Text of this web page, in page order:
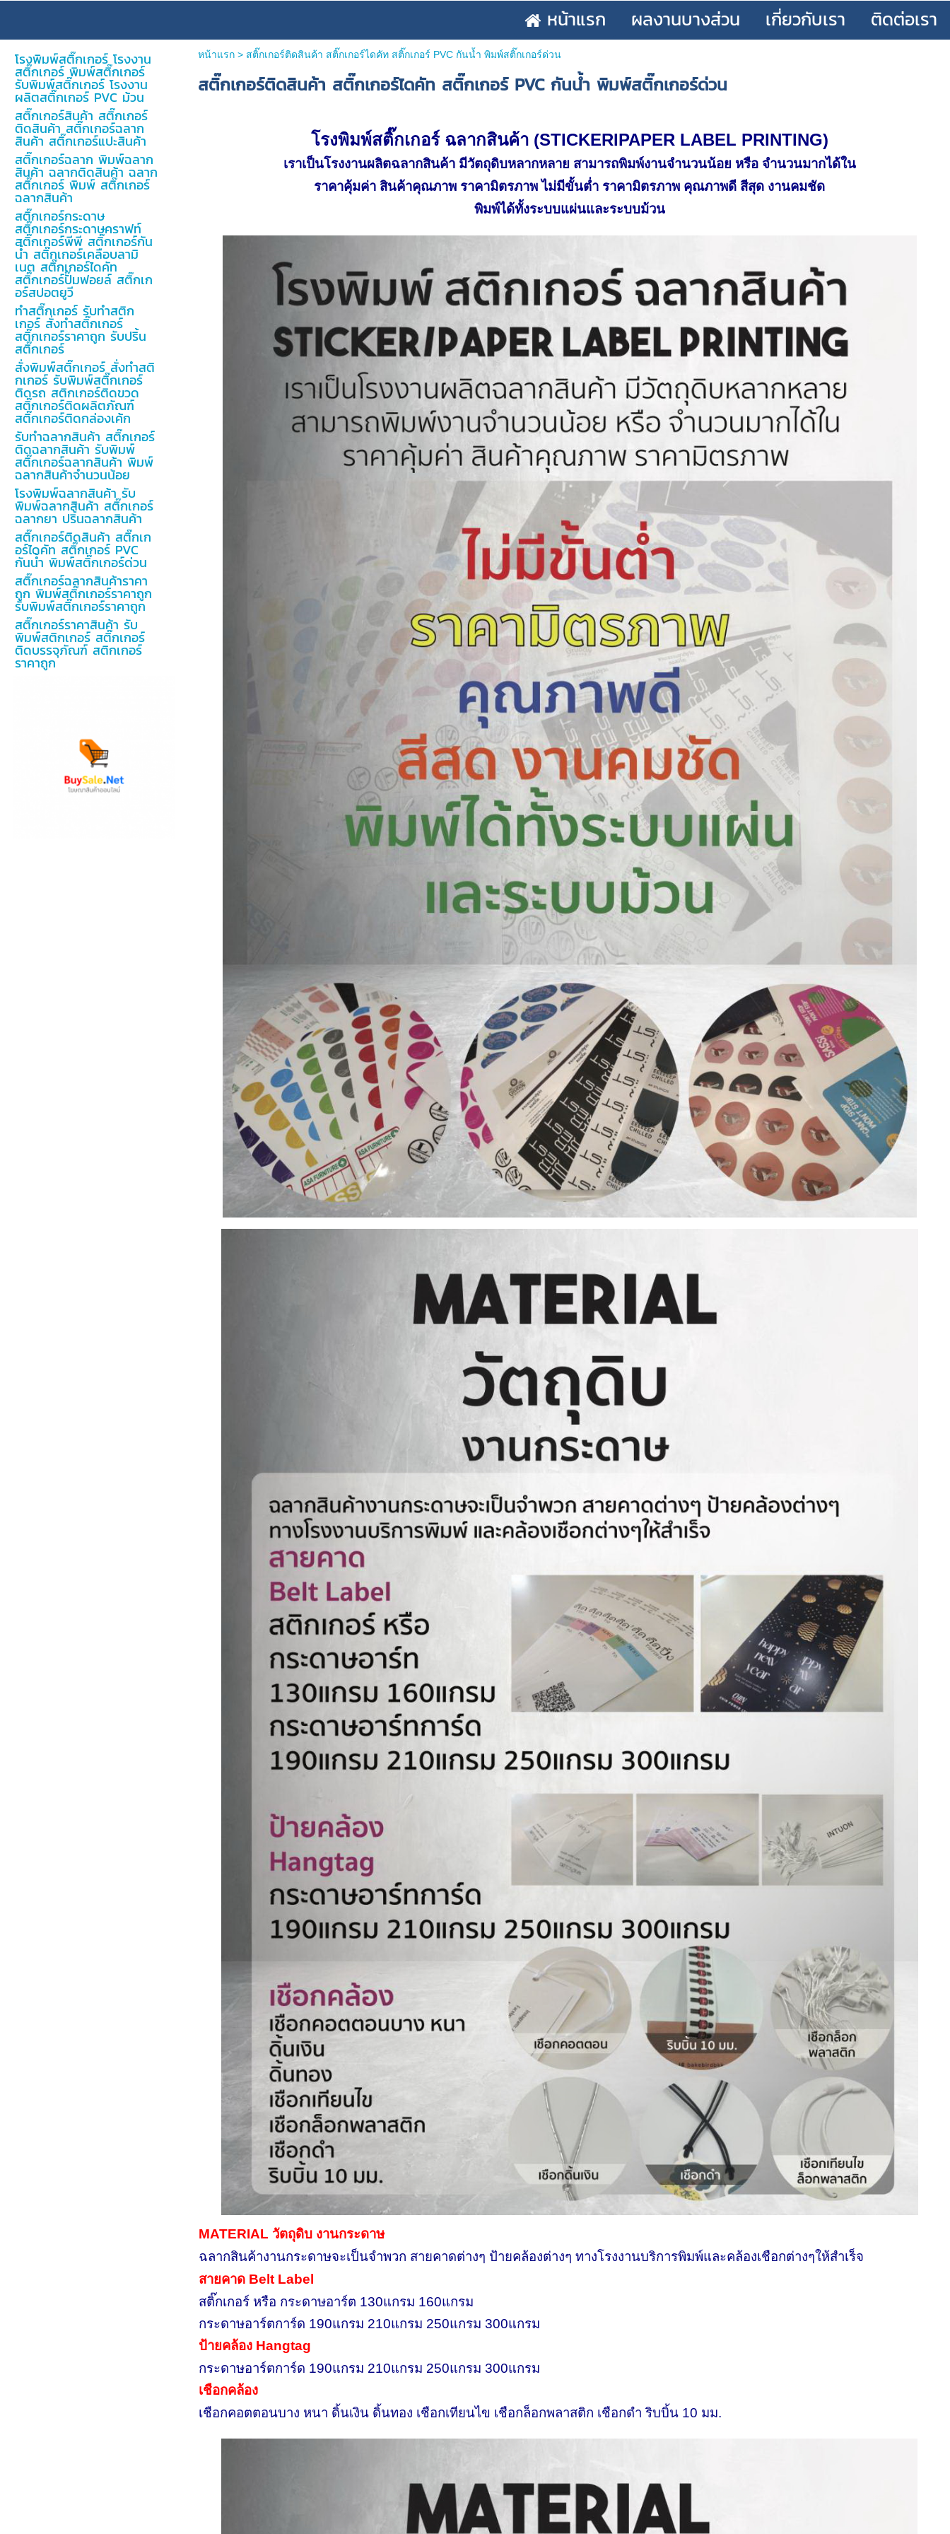
หน้าแรก ผลงานบางส่วน เกี่ยวกับเรา ติดต่อเรา
โรงพิมพ์สติ๊กเกอร์ โรงงาน
สติ๊กเกอร์ พิมพ์สติ๊กเกอร์
รับพิมพ์สติ๊กเกอร์ โรงงาน
ผลิตสติ๊กเกอร์ PVC ม้วน
สติ๊กเกอร์สินค้า สติ๊กเกอร์
ติดสินค้า สติ๊กเกอร์ฉลาก
สินค้า สติ๊กเกอร์แปะสินค้า
สติ๊กเกอร์ฉลาก พิมพ์ฉลาก
สินค้า ฉลากติดสินค้า ฉลาก
สติ๊กเกอร์ พิมพ์ สติ๊กเกอร์
ฉลากสินค้า
สติ๊กเกอร์กระดาษ
สติ๊กเกอร์กระดาษคราฟท์
สติ๊กเกอร์พีพี สติ๊กเกอร์กัน
น้ำ สติ๊กเกอร์เคลือบลามิ
เนต สติ๊กเกอร์ไดคัท
สติ๊กเกอร์ปั๊มฟอยล์ สติ๊กเก
อร์สปอตยูวี
ทำสติ๊กเกอร์ รับทำสติก
เกอร์ สั่งทำสติ๊กเกอร์
สติ๊กเกอร์ราคาถูก รับปริ้น
สติ๊กเกอร์
สั่งพิมพ์สติ๊กเกอร์ สั่งทำสติ
กเกอร์ รับพิมพ์สติ๊กเกอร์
ติดรถ สติกเกอร์ติดขวด
สติ๊กเกอร์ติดผลิตภัณฑ์
สติ๊กเกอร์ติดกล่องเค้ก
รับทำฉลากสินค้า สติ๊กเกอร์
ติดฉลากสินค้า รับพิมพ์
สติ๊กเกอร์ฉลากสินค้า พิมพ์
ฉลากสินค้าจำนวนน้อย
โรงพิมพ์ฉลากสินค้า รับ
พิมพ์ฉลากสินค้า สติ๊กเกอร์
ฉลากยา ปริ้นฉลากสินค้า
สติ๊กเกอร์ติดสินค้า สติ๊กเก
อร์ไดคัท สติ๊กเกอร์ PVC
กันน้ำ พิมพ์สติ๊กเกอร์ด่วน
สติ๊กเกอร์ฉลากสินค้าราคา
ถูก พิมพ์สติ๊กเกอร์ราคาถูก
รับพิมพ์สติ๊กเกอร์ราคาถูก
สติ๊กเกอร์ราคาสินค้า รับ
พิมพ์สติกเกอร์ สติ๊กเกอร์
ติดบรรจุภัณฑ์ สติกเกอร์
ราคาถูก
หน้าแรก> สติ๊กเกอร์ติดสินค้า สติ๊กเกอร์ไดคัท สติ๊กเกอร์ PVC กันน้ำ พิมพ์สติ๊กเกอร์ด่วน
สติ๊กเกอร์ติดสินค้า สติ๊กเกอร์ไดคัท สติ๊กเกอร์ PVC กันน้ำ พิมพ์สติ๊กเกอร์ด่วน
โรงพิมพ์สติ๊กเกอร์ ฉลากสินค้า (STICKERIPAPER LABEL PRINTING)
เราเป็นโรงงานผลิตฉลากสินค้า มีวัตถุดิบหลากหลาย สามารถพิมพ์งานจำนวนน้อย หรือ จำนวนมากได้ใน
ราคาคุ้มค่า สินค้าคุณภาพ ราคามิตรภาพ ไม่มีขั้นต่ำ ราคามิตรภาพ คุณภาพดี สีสุด งานคมชัด
พิมพ์ได้ทั้งระบบแผ่นและระบบม้วน
MATERIAL วัตถุดิบ งานกระดาษ
ฉลากสินค้างานกระดาษจะเป็นจำพวก สายคาดต่างๆ ป้ายคล้องต่างๆ ทางโรงงานบริการพิมพ์และคล้องเชือกต่างๆให้สำเร็จ
สายคาด Belt Label
สติ๊กเกอร์ หรือ กระดาษอาร์ต 130แกรม 160แกรม
กระดาษอาร์ตการ์ด 190แกรม 210แกรม 250แกรม 300แกรม
ป้ายคล้อง Hangtag
กระดาษอาร์ตการ์ด 190แกรม 210แกรม 250แกรม 300แกรม
เชือกคล้อง
เชือกคอตตอนบาง หนา ดิ้นเงิน ดิ้นทอง เชือกเทียนไข เชือกล็อกพลาสติก เชือกดำ ริบบิ้น 10 มม.